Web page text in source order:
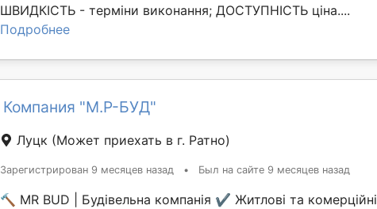
ШВИДКІСТЬ - терміни виконання; ДОСТУПНІСТЬ ціна....
Подробнее
Компания "M.P-БУД"
Луцк (Может приехать в г. Ратно)
Зарегистрирован 9 месяцев назад • Был на сайте 9 месяцев назад
🔨 MR BUD | Будівельна компанія ✔️ Житлові та комерційні